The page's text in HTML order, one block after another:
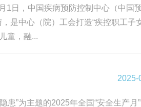
日，中国疾病预防控制中心（中国
是中心（院）工会打造“疾控职工子
童，融...
2025-
”为主题的2025年全国“安全生产月